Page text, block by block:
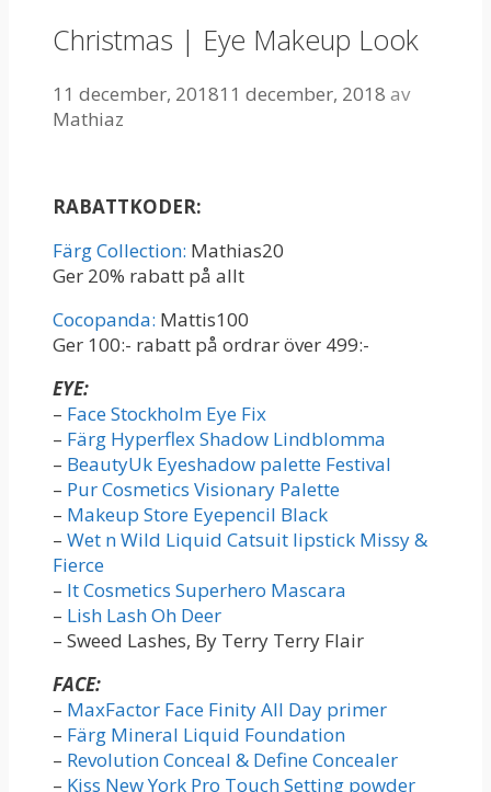
Christmas | Eye Makeup Look
11 december, 201811 december, 2018 av
Mathiaz
RABATTKODER:
Färg Collection: Mathias20
Ger 20% rabatt på allt
Cocopanda: Mattis100
Ger 100:- rabatt på ordrar över 499:-
EYE:
– Face Stockholm Eye Fix
– Färg Hyperflex Shadow Lindblomma
– BeautyUk Eyeshadow palette Festival
– Pur Cosmetics Visionary Palette
– Makeup Store Eyepencil Black
– Wet n Wild Liquid Catsuit lipstick Missy &
Fierce
– It Cosmetics Superhero Mascara
– Lish Lash Oh Deer
– Sweed Lashes, By Terry Terry Flair
FACE:
– MaxFactor Face Finity All Day primer
– Färg Mineral Liquid Foundation
– Revolution Conceal & Define Concealer
– Kiss New York Pro Touch Setting powder